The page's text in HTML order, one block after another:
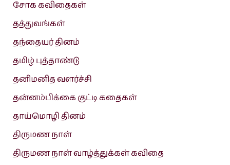
சோக கவிதைகள்
தத்துவங்கள்
தந்தையர் தினம்
தமிழ் புத்தாண்டு
தனிமனித வளர்ச்சி
தன்னம்பிக்கை குட்டி கதைகள்
தாய்மொழி தினம்
திருமண நாள்
திருமண நாள் வாழ்த்துக்கள் கவிதை